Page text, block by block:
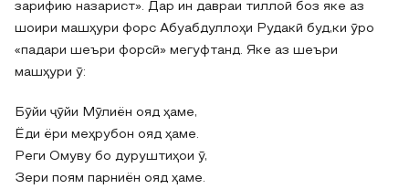
зарифию назарист». Дар ин давраи тиллоӣ боз яке аз
шоири машҳури форс Абуабдуллоҳи Рудакӣ буд,ки ӯро
«падари шеъри форсӣ» мегуфтанд. Яке аз шеъри
машҳури ӯ:
Бӯйи ҷӯйи Мӯлиён ояд ҳаме,
Ёди ёри меҳрубон ояд ҳаме.
Реги Омуву бо дуруштиҳои ӯ,
Зери поям парниён ояд ҳаме.